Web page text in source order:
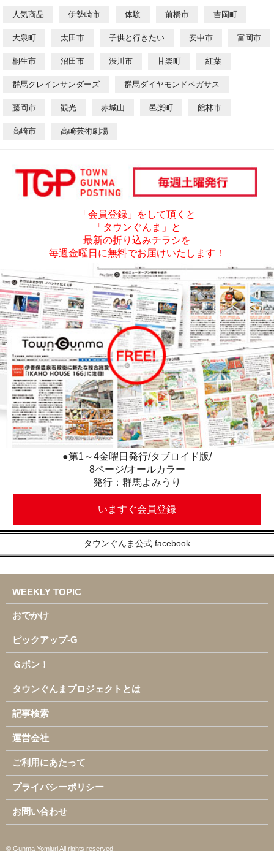
人気商品 伊勢崎市 体験 前橋市 吉岡町
大泉町 太田市 子供と行きたい 安中市 富岡市
桐生市 沼田市 渋川市 甘楽町 紅葉
群馬クレインサンダーズ 群馬ダイヤモンドペガサス
藤岡市 観光 赤城山 邑楽町 館林市
高崎市 高崎芸術劇場
「会員登録」をして頂くと
「タウンぐんま」と
最新の折り込みチラシを
毎週金曜日に無料でお届けいたします！
●第1～4金曜日発行/タブロイド版/
8ページ/オールカラー
発行：群馬よみうり
いますぐ会員登録
タウンぐんま公式 facebook
WEEKLY TOPIC
おでかけ
ピックアップ-G
Ｇポン！
タウンぐんまプロジェクトとは
記事検索
運営会社
ご利用にあたって
プライバシーポリシー
お問い合わせ
© Gunma Yomiuri All rights reserved.